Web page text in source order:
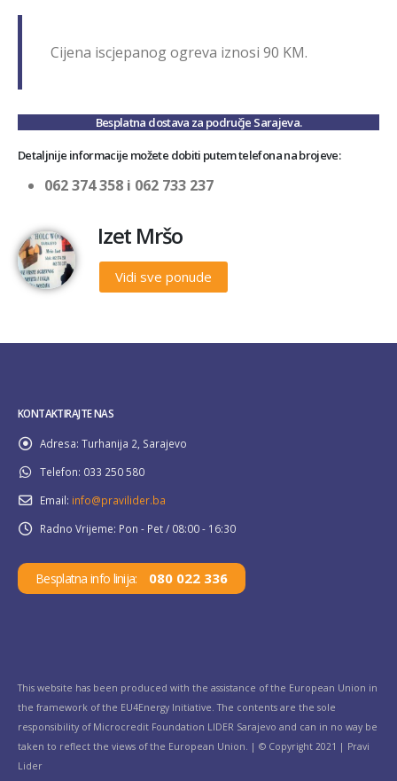
Cijena iscjepanog ogreva iznosi 90 KM.
Besplatna dostava za područje Sarajeva.
Detaljnije informacije možete dobiti putem telefona na brojeve:
062 374 358 i 062 733 237
Izet Mršo
Vidi sve ponude
KONTAKTIRAJTE NAS
Adresa: Turhanija 2, Sarajevo
Telefon: 033 250 580
Email: info@pravilider.ba
Radno Vrijeme: Pon - Pet / 08:00 - 16:30
Besplatna info linija: 080 022 336
This website has been produced with the assistance of the European Union in
the framework of the EU4Energy Initiative. The contents are the sole
responsibility of Microcredit Foundation LIDER Sarajevo and can in no way be
taken to reflect the views of the European Union. | © Copyright 2021 | Pravi
Lider